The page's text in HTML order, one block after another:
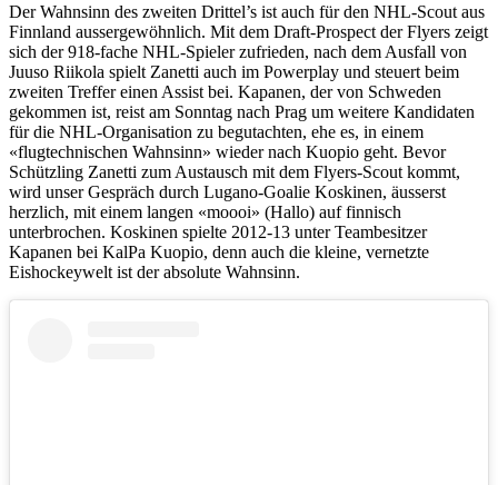
Der Wahnsinn des zweiten Drittel’s ist auch für den NHL-Scout aus
Finnland aussergewöhnlich. Mit dem Draft-Prospect der Flyers zeigt
sich der 918-fache NHL-Spieler zufrieden, nach dem Ausfall von
Juuso Riikola spielt Zanetti auch im Powerplay und steuert beim
zweiten Treffer einen Assist bei. Kapanen, der von Schweden
gekommen ist, reist am Sonntag nach Prag um weitere Kandidaten
für die NHL-Organisation zu begutachten, ehe es, in einem
«flugtechnischen Wahnsinn» wieder nach Kuopio geht. Bevor
Schützling Zanetti zum Austausch mit dem Flyers-Scout kommt,
wird unser Gespräch durch Lugano-Goalie Koskinen, äusserst
herzlich, mit einem langen «moooi» (Hallo) auf finnisch
unterbrochen. Koskinen spielte 2012-13 unter Teambesitzer
Kapanen bei KalPa Kuopio, denn auch die kleine, vernetzte
Eishockeywelt ist der absolute Wahnsinn.